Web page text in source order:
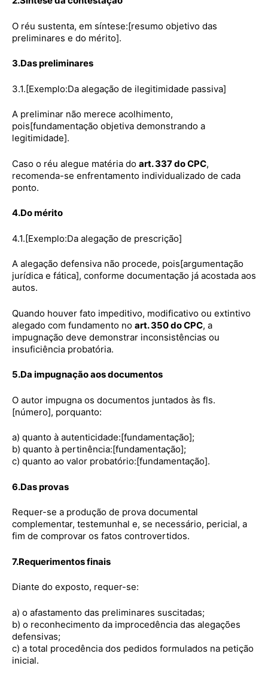
O réu sustenta, em síntese:[resumo objetivo das
preliminares e do mérito].
3.Das preliminares
3.1.[Exemplo:Da alegação de ilegitimidade passiva]
A preliminar não merece acolhimento,
pois[fundamentação objetiva demonstrando a
legitimidade].
Caso o réu alegue matéria do art. 337 do CPC,
recomenda-se enfrentamento individualizado de cada
ponto.
4.Do mérito
4.1.[Exemplo:Da alegação de prescrição]
A alegação defensiva não procede, pois[argumentação
jurídica e fática], conforme documentação já acostada aos
autos.
Quando houver fato impeditivo, modificativo ou extintivo
alegado com fundamento no art. 350 do CPC, a
impugnação deve demonstrar inconsistências ou
insuficiência probatória.
5.Da impugnação aos documentos
O autor impugna os documentos juntados às fls.
[número], porquanto:
a) quanto à autenticidade:[fundamentação];
b) quanto à pertinência:[fundamentação];
c) quanto ao valor probatório:[fundamentação].
6.Das provas
Requer-se a produção de prova documental
complementar, testemunhal e, se necessário, pericial, a
fim de comprovar os fatos controvertidos.
7.Requerimentos finais
Diante do exposto, requer-se:
a) o afastamento das preliminares suscitadas;
b) o reconhecimento da improcedência das alegações
defensivas;
c) a total procedência dos pedidos formulados na petição
inicial.